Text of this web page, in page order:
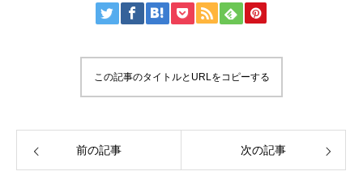
この記事のタイトルとURLをコピーする
前の記事 次の記事